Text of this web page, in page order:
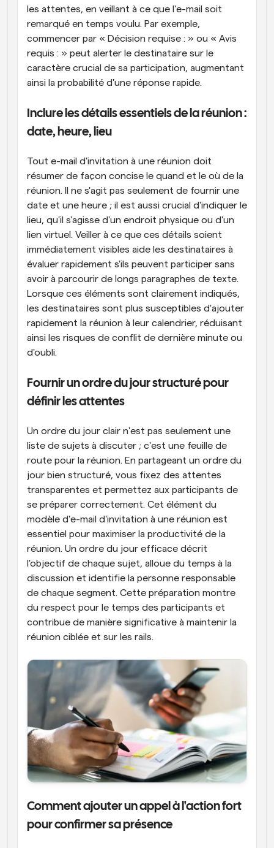
les attentes, en veillant à ce que l'e-mail soit
remarqué en temps voulu. Par exemple,
commencer par « Décision requise : » ou « Avis
requis : » peut alerter le destinataire sur le
caractère crucial de sa participation, augmentant
ainsi la probabilité d'une réponse rapide.
Inclure les détails essentiels de la réunion :
date, heure, lieu
Tout e-mail d'invitation à une réunion doit
résumer de façon concise le quand et le où de la
réunion. Il ne s'agit pas seulement de fournir une
date et une heure ; il est aussi crucial d'indiquer le
lieu, qu'il s'agisse d'un endroit physique ou d'un
lien virtuel. Veiller à ce que ces détails soient
immédiatement visibles aide les destinataires à
évaluer rapidement s'ils peuvent participer sans
avoir à parcourir de longs paragraphes de texte.
Lorsque ces éléments sont clairement indiqués,
les destinataires sont plus susceptibles d'ajouter
rapidement la réunion à leur calendrier, réduisant
ainsi les risques de conflit de dernière minute ou
d'oubli.
Fournir un ordre du jour structuré pour
définir les attentes
Un ordre du jour clair n'est pas seulement une
liste de sujets à discuter ; c'est une feuille de
route pour la réunion. En partageant un ordre du
jour bien structuré, vous fixez des attentes
transparentes et permettez aux participants de
se préparer correctement. Cet élément du
modèle d'e-mail d'invitation à une réunion est
essentiel pour maximiser la productivité de la
réunion. Un ordre du jour efficace décrit
l'objectif de chaque sujet, alloue du temps à la
discussion et identifie la personne responsable
de chaque segment. Cette préparation montre
du respect pour le temps des participants et
contribue de manière significative à maintenir la
réunion ciblée et sur les rails.
Comment ajouter un appel à l'action fort
pour confirmer sa présence